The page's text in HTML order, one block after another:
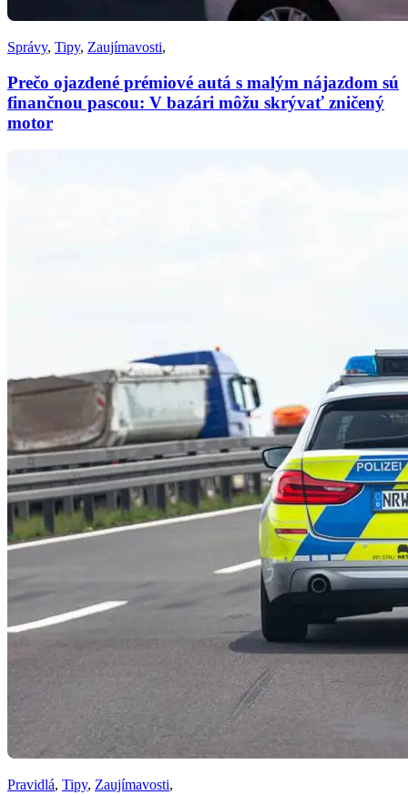
Správy, Tipy, Zaujímavosti,
Prečo ojazdené prémiové autá s malým nájazdom sú
finančnou pascou: V bazári môžu skrývať zničený
motor
Pravidlá, Tipy, Zaujímavosti,